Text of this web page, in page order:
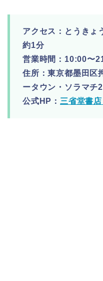
アクセス：とうきょ
約1分
営業時間：10:00〜
住所：東京都墨田区
ータウン・ソラマチ
公式HP： 三省堂書